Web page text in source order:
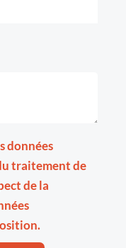
données
traitement de
de la